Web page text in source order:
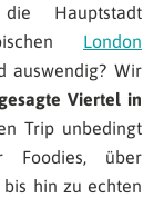
Hauptstadt
London
auswendig? Wir
Viertel in
Trip unbedingt
Foodies, über
hin zu echten